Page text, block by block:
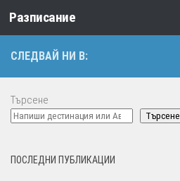
Към съдържанието
Разписание
СЛЕДВАЙ НИ В:
Търсене
Търсене
ПОСЛЕДНИ ПУБЛИКАЦИИ